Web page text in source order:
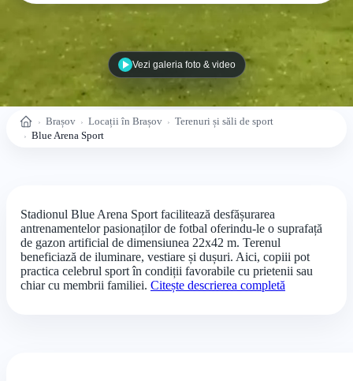
Vezi galeria foto & video
Acasă Brașov Locații în Brașov
Terenuri și săli de sport
Blue Arena Sport
Stadionul Blue Arena Sport facilitează desfășurarea
antrenamentelor pasionaților de fotbal oferindu-le o suprafață
de gazon artificial de dimensiunea 22x42 m. Terenul
beneficiază de iluminare, vestiare și dușuri. Aici, copiii pot
practica celebrul sport în condiții favorabile cu prietenii sau
chiar cu membrii familiei. Citește descrierea completă